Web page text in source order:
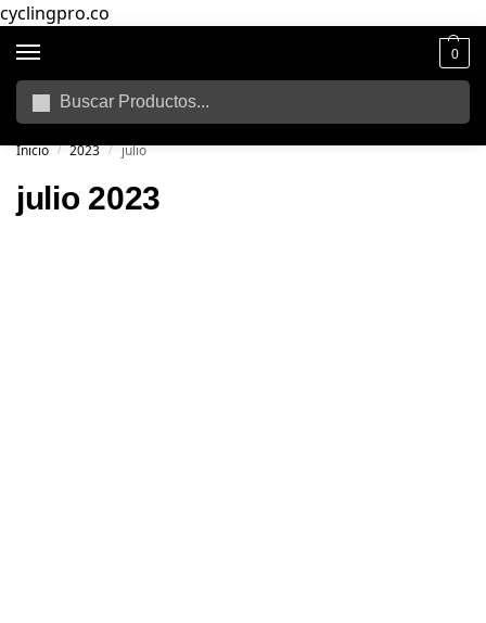
cyclingpro.co
0
🚴‍ Envío gratuito a todo Colombia por compras superiores a $250.000
Inicio / 2023 / julio
julio 2023